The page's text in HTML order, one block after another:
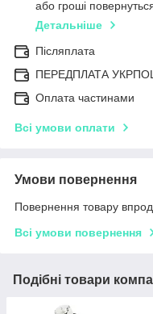
або гроші
Детальніше
Післяплата
ПЕРЕДПЛАТА
Оплата частинами
Всі умови оплати
Умови повернення
Повернення товару
Всі умови повернення
Подібні товари